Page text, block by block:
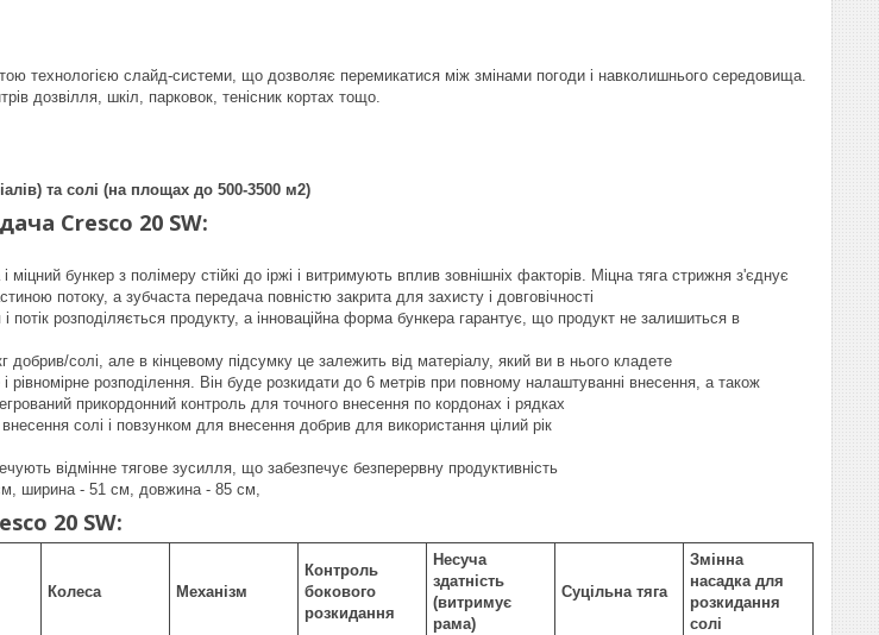
технологією слайд-системи, що дозволяє перемикатися між змінами погоди і навколишнього середовища.
дозвілля, шкіл, парковок, тенісник кортах тощо.
та солі (на площах до 500-3500 м2)
Cresco 20 SW:
міцний бункер з полімеру стійкі до іржі і витримують вплив зовнішніх факторів. Міцна тяга стрижня з'єднує
потоку, а зубчаста передача повністю закрита для захисту і довговічності
розподіляється продукту, а інноваційна форма бункера гарантує, що продукт не залишиться в
добрив/солі, але в кінцевому підсумку це залежить від матеріалу, який ви в нього кладете
розподілення. Він буде розкидати до 6 метрів при повному налаштуванні внесення, а також
прикордонний контроль для точного внесення по кордонах і рядках
солі і повзунком для внесення добрив для використання цілий рік
відмінне тягове зусилля, що забезпечує безперервну продуктивність
ширина - 51 см, довжина - 85 см,
20 SW:
Колеса Механізм
Контроль
бокового
розкидання
Несуча
здатність
(витримує
рама)
Суцільна тяга
Змінна
насадка для
розкидання
солі